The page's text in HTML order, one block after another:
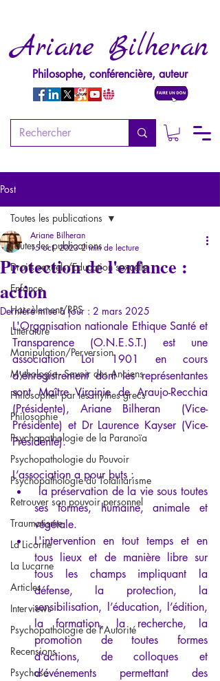
Ariane Bilheran
Philosophe, conférencière, auteur
Post
Toutes les publications
Droits sexuels/Education sexuelle
Enfance
Harcèlement/RPS
Littérature
Manipulation/Perversion
Mythologie - Savoir des Anciens
Philosopher par les mythes grecs
Philosophie
Psychopathologie de la Paranoïa
Psychopathologie du Pouvoir
Psychopathologie du Totalitarisme
Retrouver son pouvoir personnel
Traumatisme
La Licorne
La Lucarne
Articles
Interviews
Psychopathologie de l'Autorité
Recensions
Psychose
Toutes les publications
Protection de l'enfance :
action
Ariane Bilheran
15 oct. 2023 2 min de lecture
Dernière mise à jour : 2 mars 2025
L'Organisation nationale Ethique Santé et
Transparence (O.N.E.S.T.) est une
association Loi 1901 en cours
d'enregistrement dont les représentantes
sont Maître Virginie de Araujo-Recchia
(Présidente), Ariane Bilheran  (Vice-
Présidente) et Dr Laurence Kayser (Vice-
Présidente).
L’association a pour buts :
ses formes, humaine, animale et
végétale.
L'intervention en tout temps et en
tous lieux et de manière libre sur
tous les champs impliquant la
défense, la protection, la
sensibilisation, l’éducation, l’édition,
la formation, la recherche, la
promotion de toutes formes
d’actions, de colloques et
d’événements permettant des